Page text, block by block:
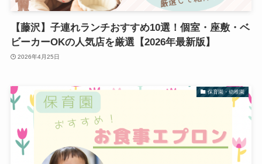
【藤沢】子連れランチおすすめ10選！個室・座敷・ベ
ビーカーOKの人気店を厳選【2026年最新版】
2026年4月25日
保育園・幼稚園